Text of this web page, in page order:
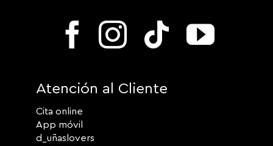
Atención al Cliente
Cita online
App móvil
d_uñaslovers